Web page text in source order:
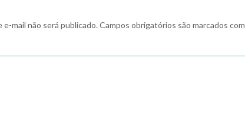
mail não será publicado. Campos obrigatórios são marcados com